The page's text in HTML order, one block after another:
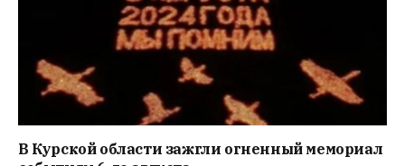
В Курской области зажгли огненный мемориал